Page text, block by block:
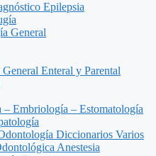
Epilepsia
General
Enteral y Parental
– Embriología – Estomatología
Diccionarios Varios
Anestesia